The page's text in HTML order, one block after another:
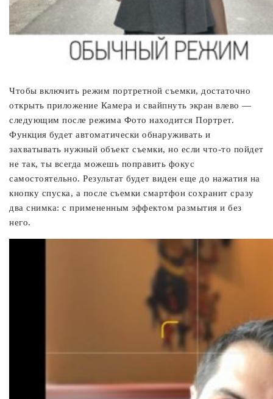
Чтобы включить режим портретной съемки, достаточно
открыть приложение Камера и свайпнуть экран влево —
следующим после режима Фото находится Портрет.
Функция будет автоматически обнаруживать и
захватывать нужный объект съемки, но если что-то пойдет
не так, ты всегда можешь поправить фокус
самостоятельно. Результат будет виден еще до нажатия на
кнопку спуска, а после съемки смартфон сохранит сразу
два снимка: с примененным эффектом размытия и без
него.